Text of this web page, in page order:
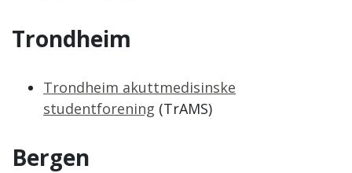
Trondheim
Trondheim akuttmedisinske
studentforening (TrAMS)
Bergen